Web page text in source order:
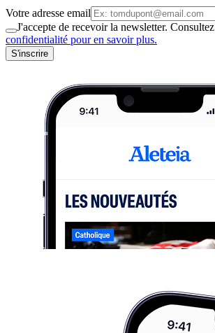
Votre adresse email
J'accepte de recevoir la newsletter.
confidentialité pour en savoir plus.
S'inscrire